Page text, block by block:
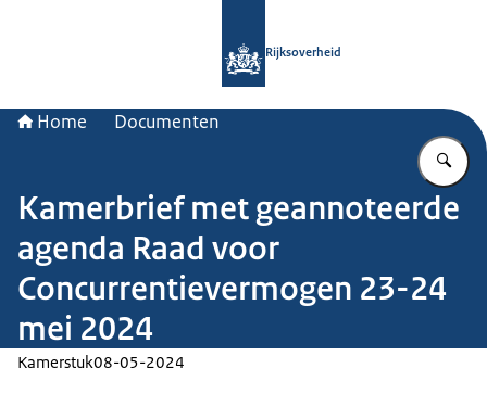
Rijksoverheid
Home Documenten
Kamerbrief met geannoteerde
agenda Raad voor
Concurrentievermogen 23-24
mei 2024
Kamerstuk08-05-2024